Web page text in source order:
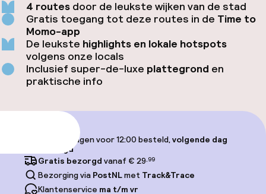
4 routes door de leukste wijken van de stad
Gratis toegang tot deze routes in de Time to
Momo-app
De leukste highlights en lokale hotspots
volgens onze locals
Inclusief super-de-luxe plattegrond en
praktische info
Op werkdagen voor 12:00 besteld,volgende dag
bezorgd
Gratis bezorgd vanaf € 29,99
Bezorging via PostNLmet Track&Trace
Klantenservice ma t/m vr